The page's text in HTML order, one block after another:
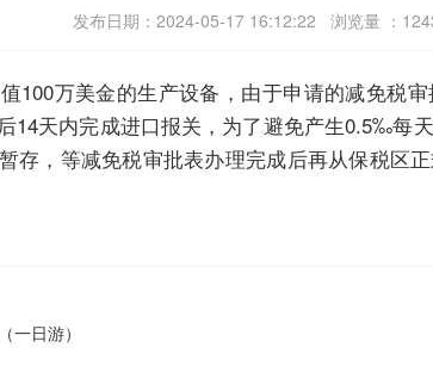
发布日期：2024-05-17 16:12:22 浏览量 ：
100万美金的生产设备，由于申请的减免税
14天内完成进口报关，为了避免产生0.5‰每
存，等减免税审批表办理完成后再从保税区
一日游）